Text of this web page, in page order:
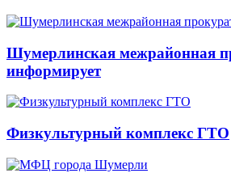
Шумерлинская межрайонная
информирует
Физкультурный комплекс ГТО